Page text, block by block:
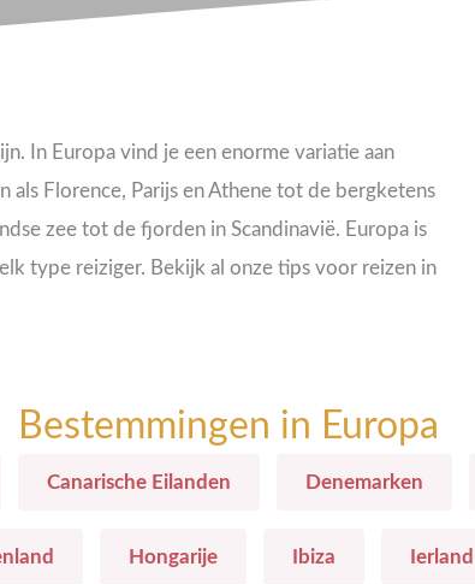
In Europa vind je een enorme variatie aan
als Florence, Parijs en Athene tot de bergketens
zee tot de fjorden in Scandinavië. Europa is
type reiziger. Bekijk al onze tips voor reizen in
Bestemmingen in Europa
Canarische Eilanden Denemarken
Hongarije Ibiza Ierland